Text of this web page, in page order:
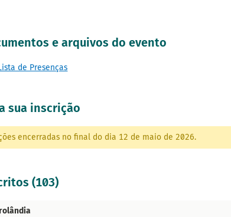
e arquivos do evento
de Presenças
sua inscrição
encerradas no final do dia 12 de maio de 2026.
(103)